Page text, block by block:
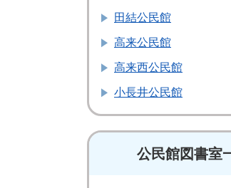
田結公民館
高来公民館
高来西公民館
小長井公民館
公民館図書室